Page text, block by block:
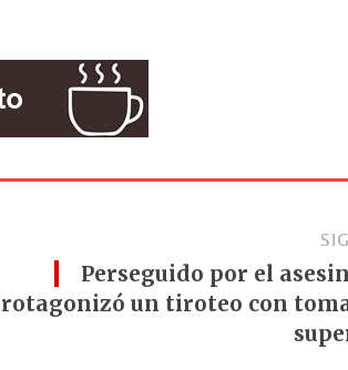
Perseguido por el
un tiroteo con